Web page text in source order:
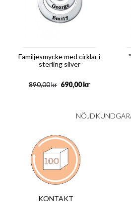
Familjesmycke med cirklar i
sterling silver
kr
890,00 kr
690,00
KONTAKT